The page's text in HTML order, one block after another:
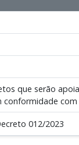
que serão
012/2023